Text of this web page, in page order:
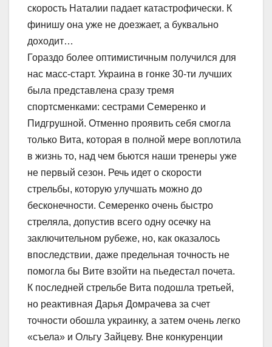
скорость Наталии падает катастрофически. К
финишу она уже не доезжает, а буквально
доходит…
Гораздо более оптимистичным получился для
нас масс-старт. Украина в гонке 30-ти лучших
была представлена сразу тремя
спортсменками: сестрами Семеренко и
Пидгрушной. Отменно проявить себя смогла
только Вита, которая в полной мере воплотила
в жизнь то, над чем бьются наши тренеры уже
не первый сезон. Речь идет о скорости
стрельбы, которую улучшать можно до
бесконечности. Семеренко очень быстро
стреляла, допустив всего одну осечку на
заключительном рубеже, но, как оказалось
впоследствии, даже предельная точность не
помогла бы Вите взойти на пьедестал почета.
К последней стрельбе Вита подошла третьей,
но реактивная Дарья Домрачева за счет
точности обошла украинку, а затем очень легко
«съела» и Ольгу Зайцеву. Вне конкуренции